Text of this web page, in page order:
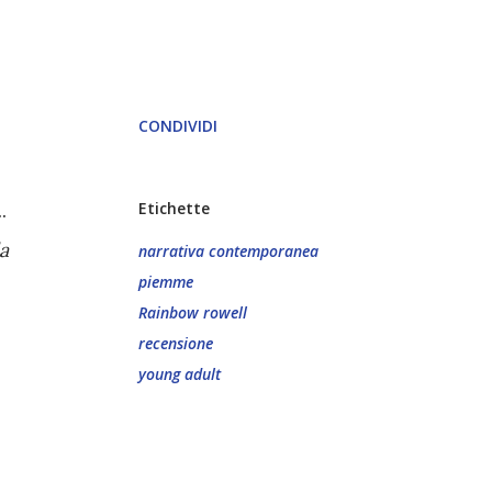
CONDIVIDI
Etichette
narrativa contemporanea
piemme
Rainbow rowell
recensione
young adult